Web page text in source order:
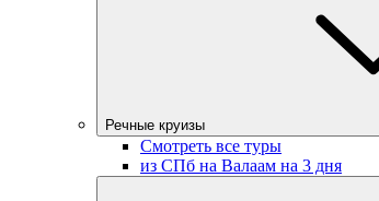
Речные круизы
Смотреть все туры
из СПб на Валаам на 3 дня